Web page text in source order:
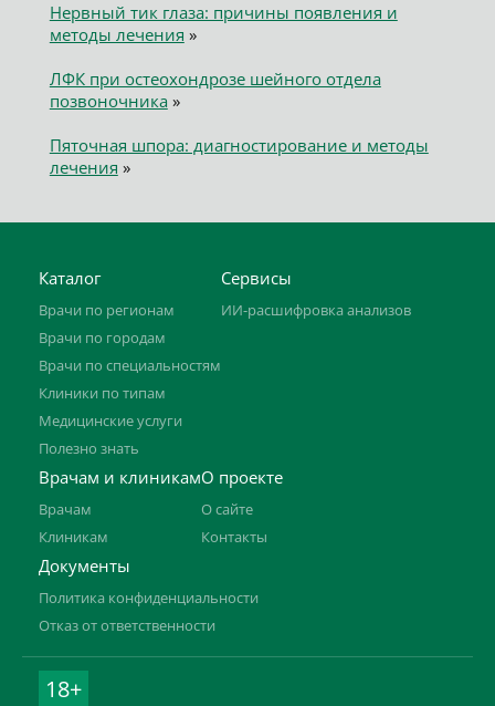
Нервный тик глаза: причины появления и
методы лечения »
ЛФК при остеохондрозе шейного отдела
позвоночника»
Пяточная шпора: диагностирование и методы
лечения »
Каталог
Врачи по регионам
Врачи по городам
Врачи по специальностям
Клиники по типам
Медицинские услуги
Полезно знать
Сервисы
ИИ-расшифровка анализов
Врачам и клиникам
Врачам
Клиникам
О проекте
О сайте
Контакты
Документы
Политика конфиденциальности
Отказ от ответственности
18+